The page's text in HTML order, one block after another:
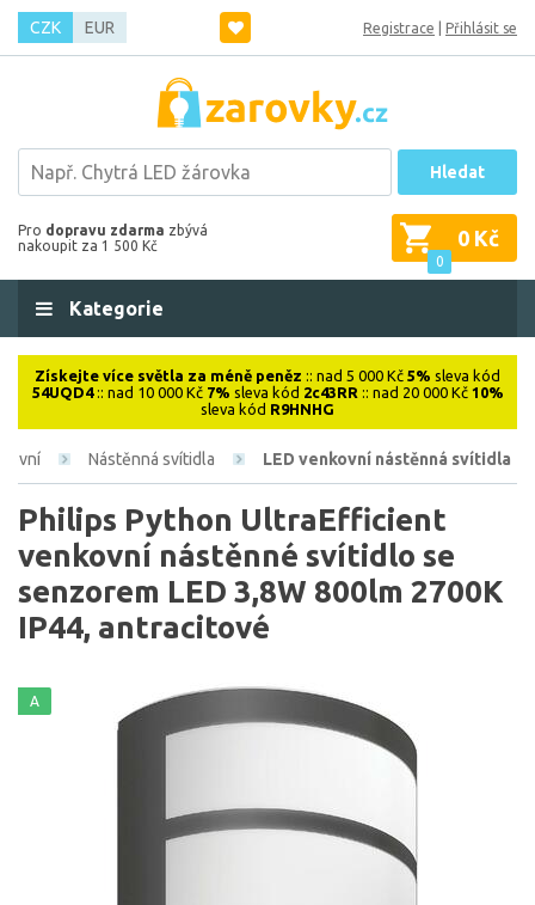
CZK EUR Registrace Přihlásit se
Hledat
Pro dopravu zdarma zbývá
nakoupit za 1 500 Kč
0
0 Kč
Kategorie
Získejte více světla za méně peněz :: nad 5 000 Kč 5% sleva kód
54UQD4:: nad 10 000 Kč 7% sleva kód 2c43RR :: nad 20 000 Kč 10%
sleva kód R9HNHG
Nástěnná svítidla LED venkovní nástěnná svítidla
Philips Python UltraEfficient
venkovní nástěnné svítidlo se
senzorem LED 3,8W 800lm 2700K
IP44, antracitové
A